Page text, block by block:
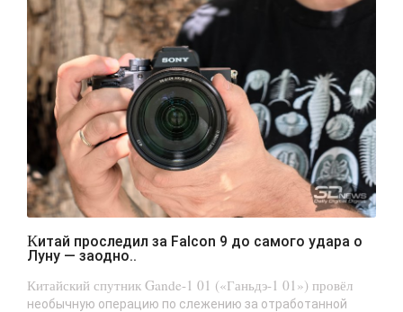
Китай проследил за Falcon 9 до самого удара о
Луну — заодно..
Китайский спутник Gande-1 01 («Ганьдэ-1 01») провёл
необычную операцию по слежению за отработанной